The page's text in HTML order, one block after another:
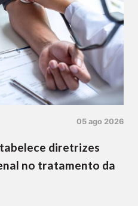
05 ago 2026
diretrizes
no tratamento da